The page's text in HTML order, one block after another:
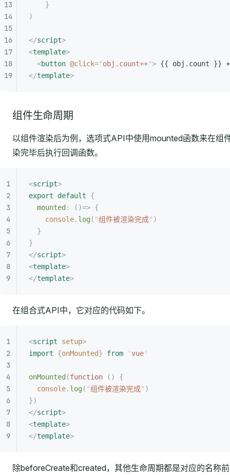
    }
)
</script>
<template>
  <
button @click="obj.count++"> {{ obj.count }}
</template>
组件生命周期
以组件渲染后为例，选项式API中使用mounted函数来在组
染完毕后执行回调函数。
<script>
export default {
  mounted
: ()=> {
    console
. log( "组件被渲染完成" )
  }
}
</script>
<template>
</template>
在组合式API中，它对应的代码如下。
<script setup>
import {onMounted} from 'vue'
onMounted (function ()
{
  console
. log( "组件被渲染完成" )
})
</script>
<template>
</template>
除beforeCreate和created，其他生命周期都是对应的名称